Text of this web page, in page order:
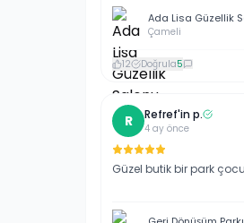
Ada Lisa Güzellik
Çameli
12 Doğrula5
R Refref'in p.
4 ay önce
Güzel butik bir park